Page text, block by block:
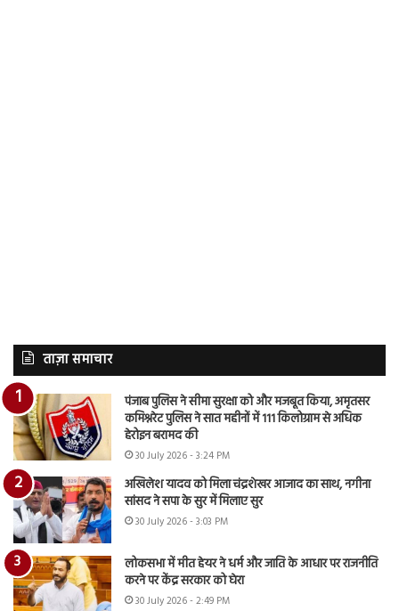
ताज़ा समाचार
पंजाब पुलिस ने सीमा सुरक्षा को और मजबूत किया, अमृतसर
कमिश्नरेट पुलिस ने सात महीनों में 111 किलोग्राम से अधिक
हेरोइन बरामद की
30 July 2026 - 3:24 PM
अखिलेश यादव को मिला चंद्रशेखर आजाद का साथ, नगीना
सांसद ने सपा के सुर में मिलाए सुर
30 July 2026 - 3:03 PM
लोकसभा में मीत हेयर ने धर्म और जाति के आधार पर राजनीति
करने पर केंद्र सरकार को घेरा
30 July 2026 - 2:49 PM